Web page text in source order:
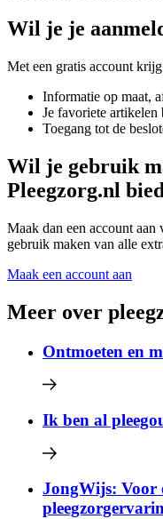
Wil je je
Met een gratis account
Informatie op maat,
Je favoriete
Toegang tot de
Wil je gebruik
Pleegzorg.nl
Maak dan een account
gebruik maken van alle
Maak een account aan
Meer over
Ontmoeten en
Ik ben al
JongWijs: Voor